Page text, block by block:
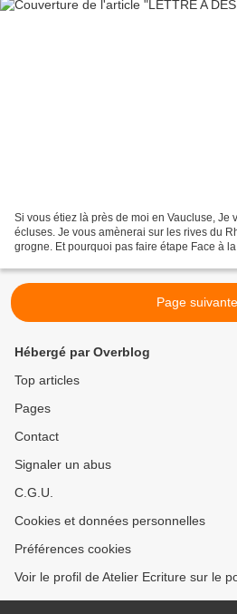
Si vous étiez là près de moi en Vaucluse, Je
écluses. Je vous amènerai sur les rives du
grogne. Et pourquoi pas faire étape Face à
Page
Hébergé par Overblog
Top articles
Pages
Contact
Signaler un abus
C.G.U.
Cookies et données personnelles
Préférences cookies
Voir le profil de Atelier Ecriture sur le